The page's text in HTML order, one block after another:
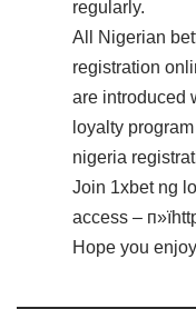
regularly.
All Nigerian
registration
are introduced
loyalty
nigeria
Join 1xbet ng
access –
Hope you